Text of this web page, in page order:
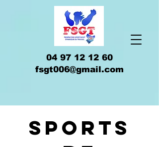
04 97 12 12 60
fsgt006@gmail.com
sports